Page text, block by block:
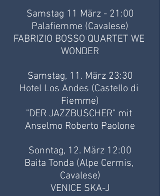
Samstag 11 März - 21:00
Palafiemme (Cavalese)
FABRIZIO BOSSO QUARTET WE
WONDER
Samstag, 11. März 23:30
Hotel Los Andes (Castello di
Fiemme)
"DER JAZZBUSCHER" mit
Anselmo Roberto Paolone
Sonntag, 12. März 12:00
Baita Tonda (Alpe Cermis,
Cavalese)
VENICE SKA-J